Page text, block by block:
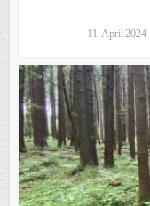
11. April 2024